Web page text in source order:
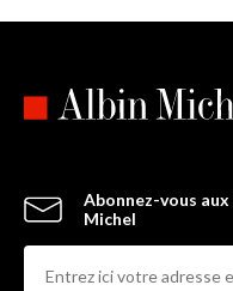
Abonnez-vous
Michel